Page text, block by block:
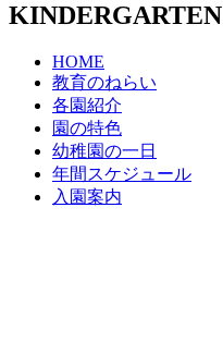
KINDERGARTEN
HOME
教育のねらい
各園紹介
園の特色
幼稚園の一日
年間スケジュール
入園案内